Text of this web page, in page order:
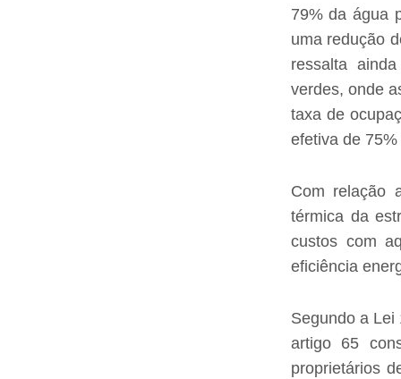
79% da água
uma redução
ressalta
verdes, onde
taxa de
efetiva de
Com relação
térmica da
custos com
eficiência
Segundo a Lei
artigo 65
proprietários